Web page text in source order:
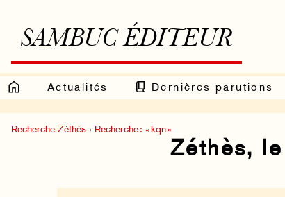
SAMBUC ÉDITEUR
Actualités Dernières parutions
Recherche Zéthès › Recherche : « kqn »
Zéthès,